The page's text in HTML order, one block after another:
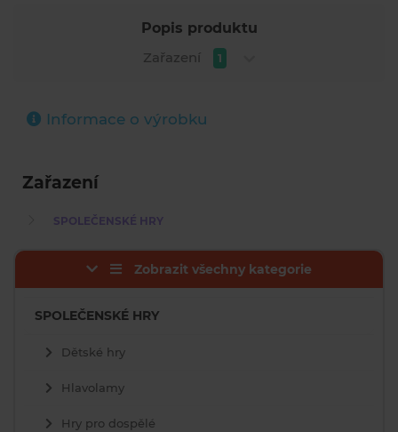
Popis produktu
Zařazení
1
Informace o výrobku
Zařazení
SPOLEČENSKÉ HRY
Zobrazit všechny kategorie
SPOLEČENSKÉ HRY
Dětské hry
Hlavolamy
Hry pro dospělé